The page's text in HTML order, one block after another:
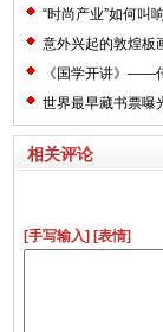
“时尚产业”如何叫
意外兴起的敦煌板
《国学开讲》——
世界最早藏书票曝
相关评论
[手写输入] [表情]